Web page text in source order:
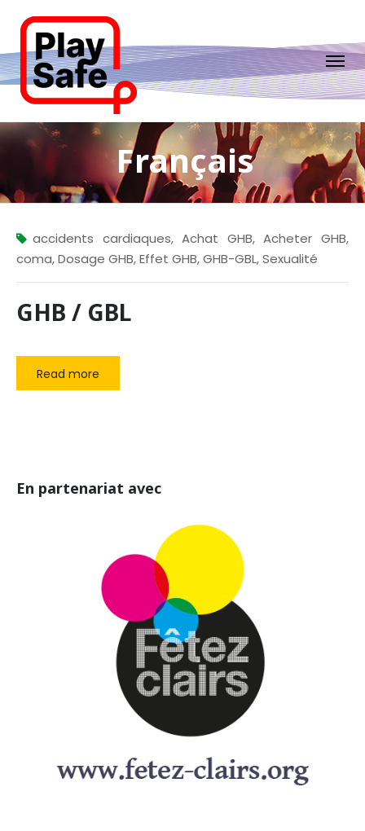
Français
accidents cardiaques,Achat GHB,Acheter GHB,
coma,Dosage GHB,Effet GHB,GHB-GBL,Sexualité
GHB / GBL
Read more
En partenariat avec